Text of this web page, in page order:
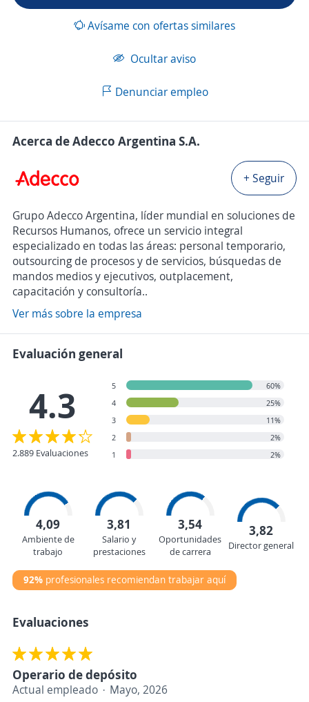
Avísame con ofertas similares
Ocultar aviso
Denunciar empleo
Acerca de Adecco Argentina S.A.
+ Seguir
Grupo Adecco Argentina, líder mundial en soluciones de
Recursos Humanos, ofrece un servicio integral
especializado en todas las áreas: personal temporario,
outsourcing de procesos y de servicios, búsquedas de
mandos medios y ejecutivos, outplacement,
capacitación y consultoría..
Ver más sobre la empresa
Evaluación general
4.3
2.889 Evaluaciones
5
60%
4
25%
3
11%
2
2%
1
2%
4,09
Ambiente de
trabajo
3,81
Salario y
prestaciones
3,54
Oportunidades
de carrera
3,82
Director general
92% profesionales recomiendan trabajar aquí
Evaluaciones
Operario de depósito
Actual empleado Mayo, 2026